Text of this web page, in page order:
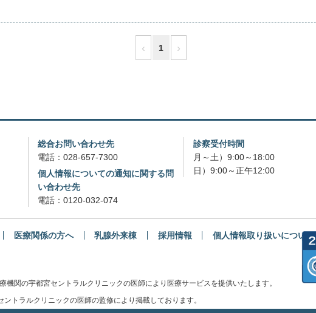
‹ 1 ›
総合お問い合わせ先
電話： 028-657-7300
個人情報についての通知に関する問
い合わせ先
電話： 0120-032-074
診察受付時間
月～土）9:00～18:00
日）9:00～正午12:00
医療関係の方へ 乳腺外来棟 採用情報 個人情報取り扱いについて
関の宇都宮セントラルクリニックの医師により医療サービスを提供いたします。
トラルクリニックの医師の監修により掲載しております。